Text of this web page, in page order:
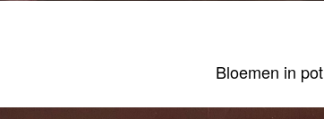
Bloemen in pot